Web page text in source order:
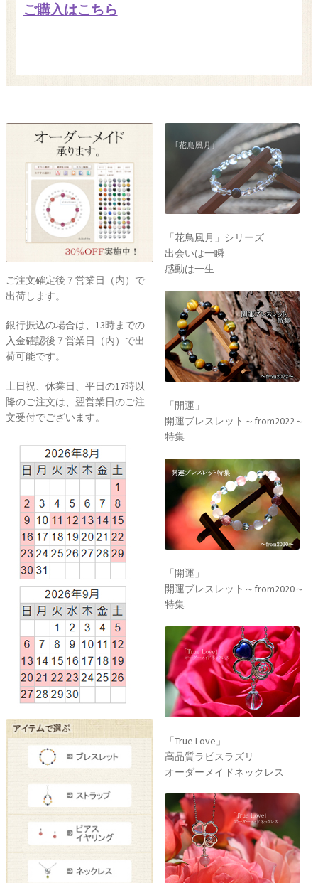
ご購入はこちら
ご注文確定後７営業日（内）で
出荷します。
銀行振込の場合は、13時までの
入金確認後７営業日（内）で出
荷可能です。
土日祝、休業日、平日の17時以
降のご注文は、翌営業日のご注
文受付でございます。
「花鳥風月」シリーズ
出会いは一瞬
感動は一生
「開運」
開運ブレスレット～from2022～
特集
「開運」
開運ブレスレット～from2020～
特集
「True Love」
高品質ラピスラズリ
オーダーメイドネックレス